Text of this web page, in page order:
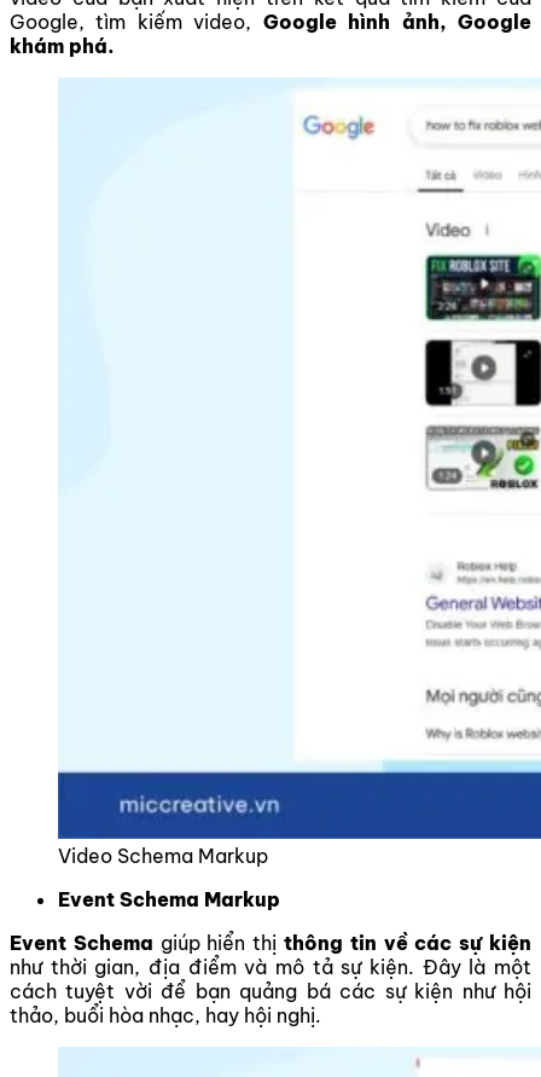
Google, tìm kiếm video, Google hình ảnh, Google
khám phá.
Video Schema Markup
Event Schema Markup
Event Schema giúp hiển thịthông tin về các sự kiện
như thời gian, địa điểm và mô tả sự kiện. Đây là một
cách tuyệt vời để bạn quảng bá các sự kiện như hội
thảo, buổi hòa nhạc, hay hội nghị.